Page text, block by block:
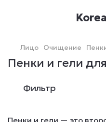
Лицо Очищение
Пенки и гели
Фильтр
Пенки и гели — это